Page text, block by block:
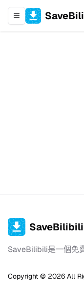
Toggle navigation
SaveBilibili
SaveBilibili是一個免
Copyright © 2026 All